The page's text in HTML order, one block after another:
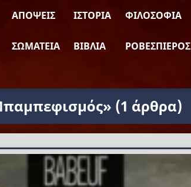
ΑΠΌΨΕΙΣ ΙΣΤΟΡΊΑ ΦΙΛΟΣΟΦΊΑ
ΣΩΜΑΤΕΊΑ ΒΙΒΛΊΑ ΡΟΒΕΣΠΙΈΡΟΣ
(1 άρθρα)